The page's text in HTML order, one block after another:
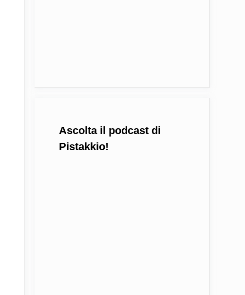
Ascolta il podcast di
Pistakkio!